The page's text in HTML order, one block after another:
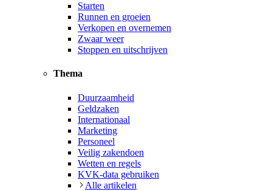
Starten
Runnen en groeien
Verkopen en overnemen
Zwaar weer
Stoppen en uitschrijven
Thema
Duurzaamheid
Geldzaken
Internationaal
Marketing
Personeel
Veilig zakendoen
Wetten en regels
KVK-data gebruiken
Alle artikelen